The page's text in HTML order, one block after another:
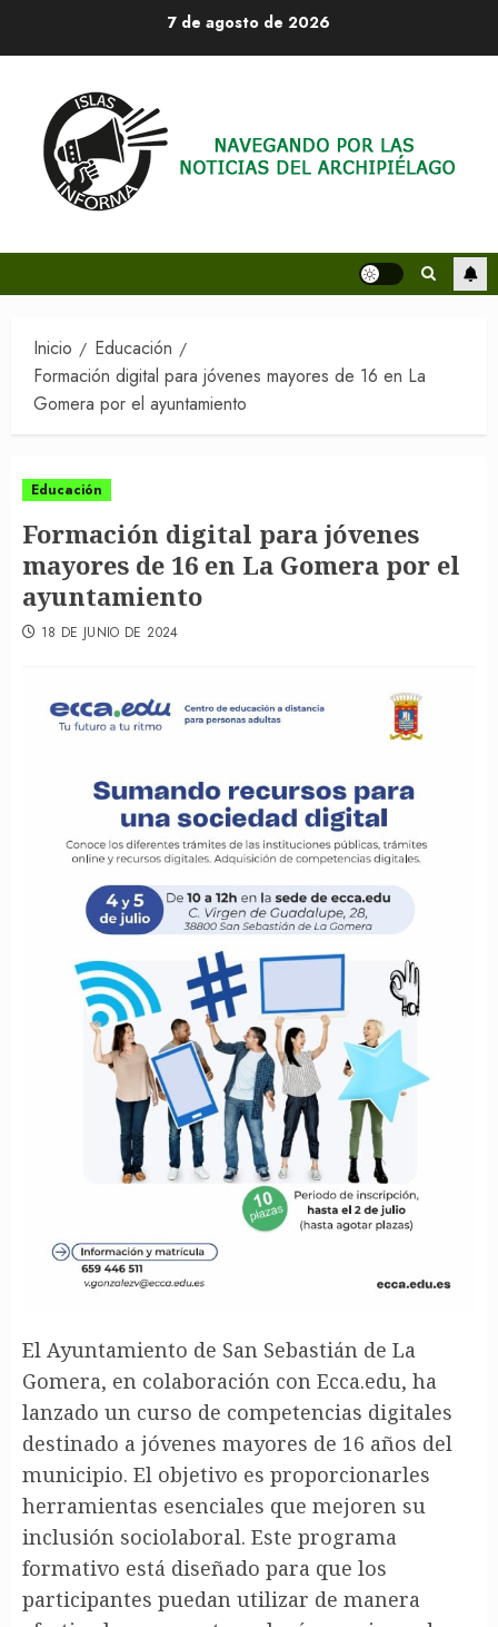
7 de agosto de 2026
Inicio
Educación
Formación digital para jóvenes mayores de 16 en La
Gomera por el ayuntamiento
Educación
Formación digital para jóvenes
mayores de 16 en La Gomera por el
ayuntamiento
18 DE JUNIO DE 2024
El Ayuntamiento de San Sebastián de La
Gomera, en colaboración con Ecca.edu, ha
lanzado un curso de competencias digitales
destinado a jóvenes mayores de 16 años del
municipio. El objetivo es proporcionarles
herramientas esenciales que mejoren su
inclusión sociolaboral. Este programa
formativo está diseñado para que los
participantes puedan utilizar de manera